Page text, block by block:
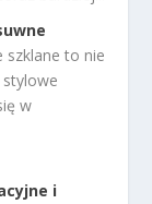
szklane to nie
w
i